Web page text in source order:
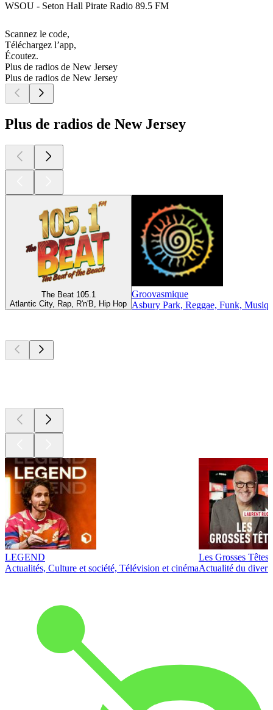
WSOU - Seton Hall Pirate Radio 89.5 FM
Scannez le code,
Téléchargez l’app,
Écoutez.
Plus de radios de New Jersey
Plus de radios de New Jersey
Plus de radios de New Jersey
The Beat 105.1
Atlantic City, Rap, R'n'B, Hip Hop
Groovasmique
Asbury Park, Reggae, Funk,
LEGEND
Actualités, Culture et société, Télévision et cinéma
Les Grosses Têtes
Actualité du